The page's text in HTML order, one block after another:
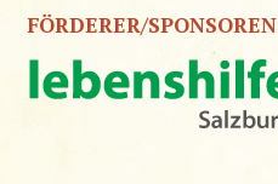
FÖRDERER/SPONSOREN